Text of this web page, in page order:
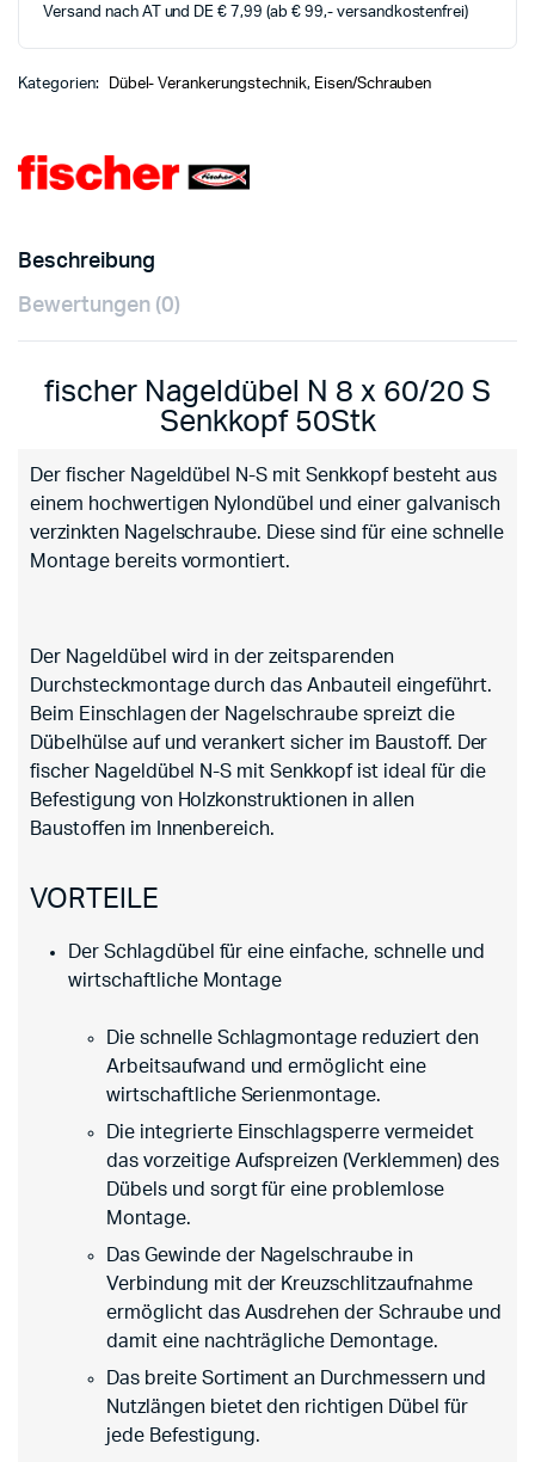
Versand nach AT und DE € 7,99 (ab € 99,- versandkostenfrei)
Kategorien: Dübel- Verankerungstechnik, Eisen/Schrauben
Beschreibung
Bewertungen (0)
fischer Nageldübel N 8 x 60/20 S
Senkkopf 50Stk
Der fischer Nageldübel N-S mit Senkkopf besteht aus
einem hochwertigen Nylondübel und einer galvanisch
verzinkten Nagelschraube. Diese sind für eine schnelle
Montage bereits vormontiert.
Der Nageldübel wird in der zeitsparenden
Durchsteckmontage durch das Anbauteil eingeführt.
Beim Einschlagen der Nagelschraube spreizt die
Dübelhülse auf und verankert sicher im Baustoff. Der
fischer Nageldübel N-S mit Senkkopf ist ideal für die
Befestigung von Holzkonstruktionen in allen
Baustoffen im Innenbereich.
VORTEILE
Der Schlagdübel für eine einfache, schnelle und
wirtschaftliche Montage
Die schnelle Schlagmontage reduziert den
Arbeitsaufwand und ermöglicht eine
wirtschaftliche Serienmontage.
Die integrierte Einschlagsperre vermeidet
das vorzeitige Aufspreizen (Verklemmen) des
Dübels und sorgt für eine problemlose
Montage.
Das Gewinde der Nagelschraube in
Verbindung mit der Kreuzschlitzaufnahme
ermöglicht das Ausdrehen der Schraube und
damit eine nachträgliche Demontage.
Das breite Sortiment an Durchmessern und
Nutzlängen bietet den richtigen Dübel für
jede Befestigung.